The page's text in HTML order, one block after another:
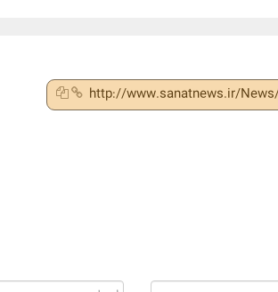
http://www.sanatnews.ir/